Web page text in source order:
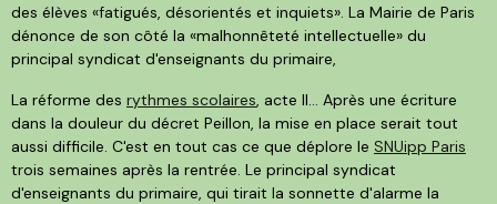
des élèves «fatigués, désorientés et inquiets». La Mairie de Paris
dénonce de son côté la «malhonnêteté intellectuelle» du
principal syndicat d'enseignants du primaire,
La réforme des rythmes scolaires , acte II… Après une écriture
dans la douleur du décret Peillon, la mise en place serait tout
aussi difficile. C'est en tout cas ce que déplore le SNUipp Paris
trois semaines après la rentrée. Le principal syndicat
d'enseignants du primaire, qui tirait la sonnette d'alarme la